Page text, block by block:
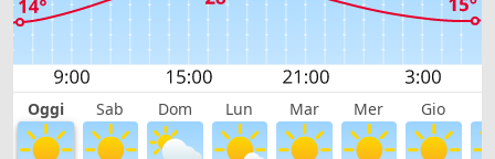
Oggi Sab Dom Lun Mar Mer Gio